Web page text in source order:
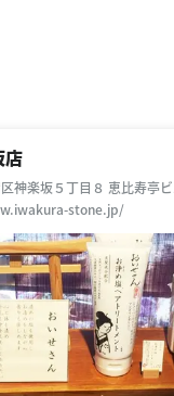
店
神楽坂５丁目８ 恵比寿亭
stone.jp/